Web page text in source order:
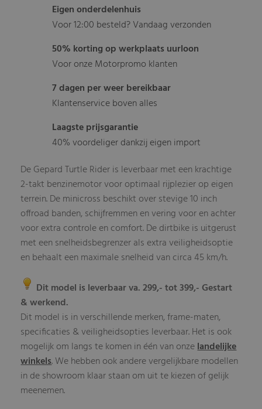
Eigen onderdelenhuis
Voor 12:00 besteld? Vandaag verzonden
50% korting op werkplaats uurloon
Voor onze Motorpromo klanten
7 dagen per weer bereikbaar
Klantenservice boven alles
Laagste prijsgarantie
40% voordeliger dankzij eigen import
De Gepard Turtle Rider is leverbaar met een krachtige
2-takt benzinemotor voor optimaal rijplezier op eigen
terrein. De minicross beschikt over stevige 10 inch
offroad banden, schijfremmen en vering voor en achter
voor extra controle en comfort. De dirtbike is uitgerust
met een snelheidsbegrenzer als extra veiligheidsoptie
en behaalt een maximale snelheid van circa 45 km/h.
Dit model is leverbaar va. 299,- tot 399,- Gestart
& werkend.
Dit model is in verschillende merken, frame-maten,
specificaties & veiligheidsopties leverbaar. Het is ook
mogelijk om langs te komen in één van onzelandelijke
winkels. We hebben ook andere vergelijkbare modellen
in de showroom klaar staan om uit te kiezen of gelijk
meenemen.